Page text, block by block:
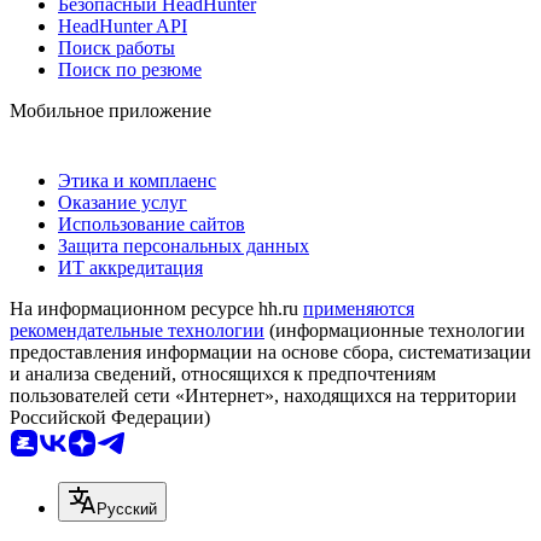
HeadHunter API
Поиск работы
Поиск по резюме
Мобильное приложение
Этика и комплаенс
Оказание услуг
Использование сайтов
Защита персональных данных
ИТ аккредитация
На информационном ресурсе hh.ru применяются
рекомендательные технологии (информационные технологии
предоставления информации на основе сбора, систематизации
и анализа сведений, относящихся к предпочтениям
пользователей сети «Интернет», находящихся на территории
Российской Федерации)
Русский